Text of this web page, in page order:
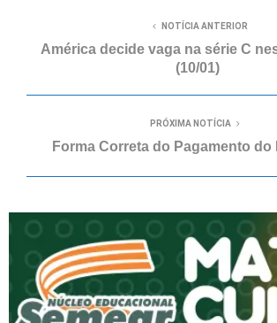
NOTÍCIA ANTERIOR
América decide vaga na série C
(10/01)
PRÓXIMA NOTÍCIA
Forma Correta do Pagamento do